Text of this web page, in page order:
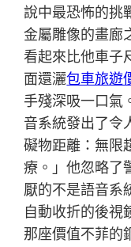
說中最恐怖的挑
金屬雕像的畫廊
看起來比他車子
面還灑包車旅遊
手殘深吸一口氣
音系統發出了令
礙物距離：無限
療。」他忽略了
厭的不是語音系
自動收折的後視
那座價值不菲的